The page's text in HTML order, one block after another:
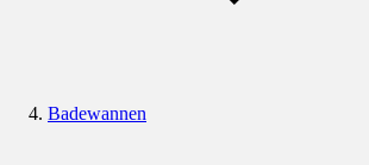
Badewannen